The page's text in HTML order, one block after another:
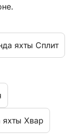
яхты Сплит
яхты Хвар